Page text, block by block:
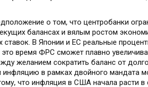
о том, что центробанки
балансах и вялым ростом
В Японии и ЕС реальные
время ФРС сможет плавно
желанием сократить баланс от
в рамках двойного мандата
что инфляция в США начала расти в